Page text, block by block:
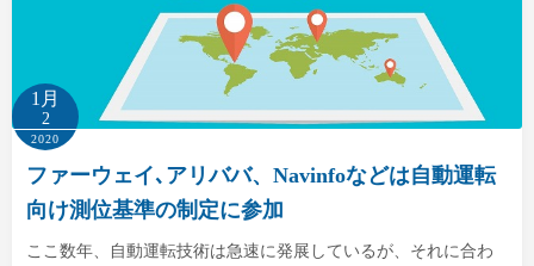
1月
2
2020
ファーウェイ､アリババ、Navinfoなどは自動運転
向け測位基準の制定に参加
ここ数年、自動運転技術は急速に発展しているが、それに合わ